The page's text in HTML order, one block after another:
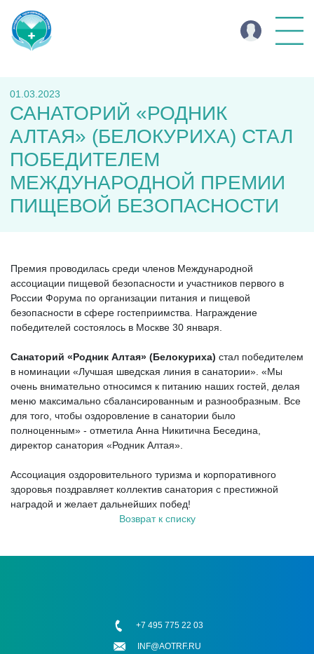
01.03.2023
САНАТОРИЙ «РОДНИК
АЛТАЯ» (БЕЛОКУРИХА) СТАЛ
ПОБЕДИТЕЛЕМ
МЕЖДУНАРОДНОЙ ПРЕМИИ
ПИЩЕВОЙ БЕЗОПАСНОСТИ
Премия проводилась среди членов Международной
ассоциации пищевой безопасности и участников первого в
России Форума по организации питания и пищевой
безопасности в сфере гостеприимства. Награждение
победителей состоялось в Москве 30 января.
Санаторий «Родник Алтая» (Белокуриха) стал победителем
в номинации «Лучшая шведская линия в санатории». «Мы
очень внимательно относимся к питанию наших гостей, делая
меню максимально сбалансированным и разнообразным. Все
для того, чтобы оздоровление в санатории было
полноценным» - отметила Анна Никитична Беседина,
директор санатория «Родник Алтая».
Ассоциация оздоровительного туризма и корпоративного
здоровья поздравляет коллектив санатория с престижной
наградой и желает дальнейших побед!
Возврат к списку
+7 495 775 22 03
INF@AOTRF.RU